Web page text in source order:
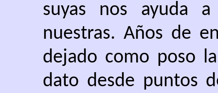
suyas nos ayuda
nuestras. Años de
dejado como poso
dato desde puntos